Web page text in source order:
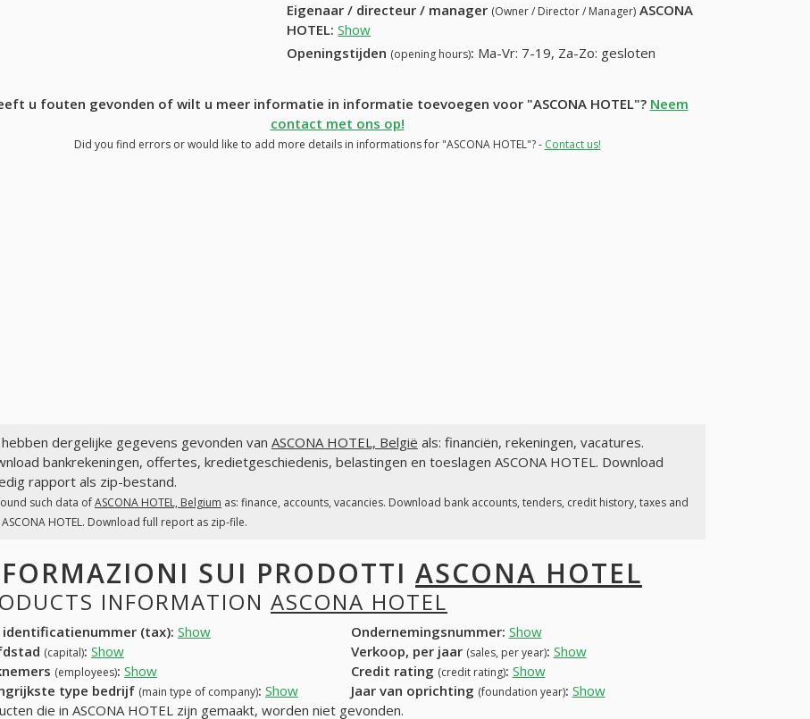
Eigenaar / directeur / manager (Owner / Director / Manager) ASCONA
HOTEL: Show
Openingstijden (opening hours): Ma-Vr: 7-19, Za-Zo: gesloten
u fouten gevonden of wilt u meer informatie in informatie toevoegen voor "ASCONA HOTEL"? Neem
contact met ons op!
Did you find errors or would like to add more details in informations for "ASCONA HOTEL"? - Contact us!
dergelijke gegevens gevonden van ASCONA HOTEL, België als: financiën, rekeningen, vacatures.
bankrekeningen, offertes, kredietgeschiedenis, belastingen en toeslagen ASCONA HOTEL. Download
rapport als zip-bestand.
such data ofASCONA HOTEL, Belgium as: finance, accounts, vacancies. Download bank accounts, tenders, credit history, taxes and
HOTEL. Download full report as zip-file.
SUI PRODOTTI ASCONA HOTEL
INFORMATION ASCONA HOTEL
identificatienummer (tax): Show Ondernemingsnummer: Show
(capital): Show Verkoop, per jaar (sales, per year): Show
(employees): Show Credit rating (credit rating): Show
type bedrijf (main type of company): Show Jaar van oprichting (foundation year): Show
die in ASCONA HOTEL zijn gemaakt, worden niet gevonden.